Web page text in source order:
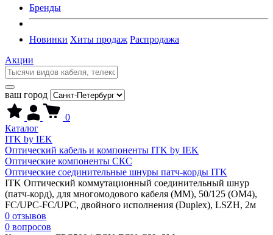
Бренды
Новинки Хиты продаж Распродажа
Акции
ваш город
0
Каталог
ITK by IEK
Оптический кабель и компоненты ITK by IEK
Оптические компоненты СКС
Оптические соединительные шнуры патч-корды ITK
ITK Оптический коммутационный соединительный шнур
(патч-корд), для многомодового кабеля (MM), 50/125 (OM4),
FC/UPC-FC/UPC, двойного исполнения (Duplex), LSZH, 2м
0 отзывов
0 вопросов